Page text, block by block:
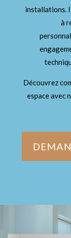
installations.
à
Découvrez
espace avec